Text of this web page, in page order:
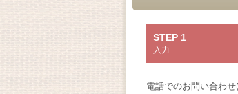
STEP 1
入力
電話でのお問い合わせ